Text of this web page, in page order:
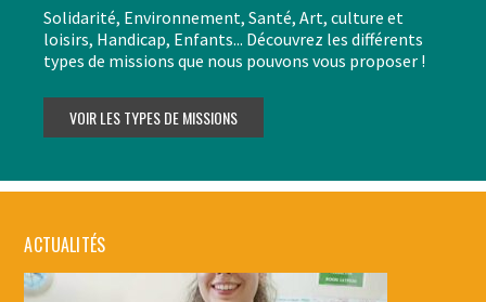
Solidarité, Environnement, Santé, Art, culture et
loisirs, Handicap, Enfants... Découvrez les différents
types de missions que nous pouvons vous proposer !
ACTUALITÉS